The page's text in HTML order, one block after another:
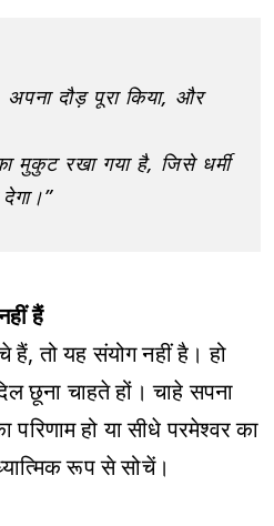
अपना दौड़ पूरा किया, और
मुकुट रखा गया है, जिसे धर्मी
हैं
तो यह संयोग नहीं है। हो
छूना चाहते हों। चाहे सपना
हो या सीधे परमेश्वर का
रूप से सोचें।